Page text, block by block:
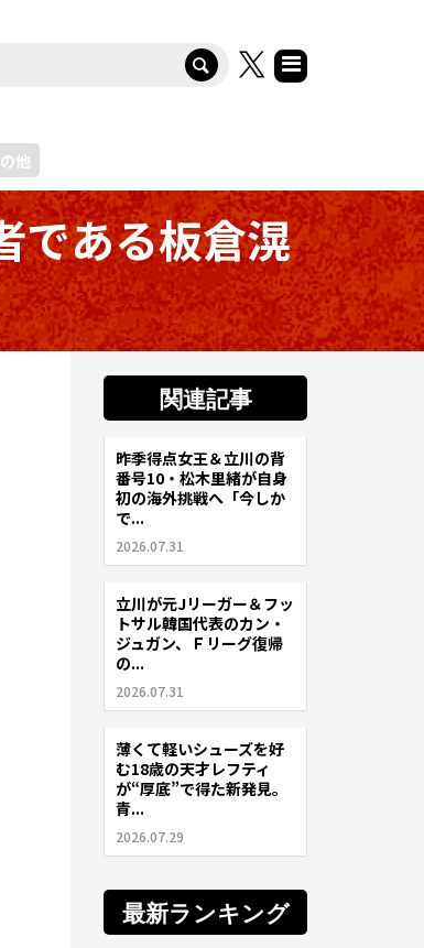
他
である板倉滉
関連記事
サッカー
昨季得点女王＆立川の背
番号10・松木里緒が自身
初の海外挑戦へ「今しか
で...
2026.07.31
サッカー
立川が元Jリーガー＆フッ
トサル韓国代表のカン・
ジュガン、Ｆリーグ復帰
の...
2026.07.31
サッカー
薄くて軽いシューズを好
む18歳の天才レフティ
が“厚底”で得た新発見。
青...
2026.07.29
最新ランキング